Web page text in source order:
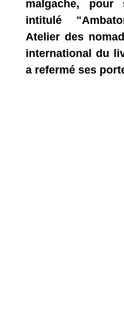
malgache, pour
intitulé
Atelier des
international du
a refermé ses